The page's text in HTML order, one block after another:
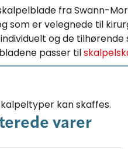
fra Swann-
som er velegnede til
og de
passer til
kan skaffes.
varer